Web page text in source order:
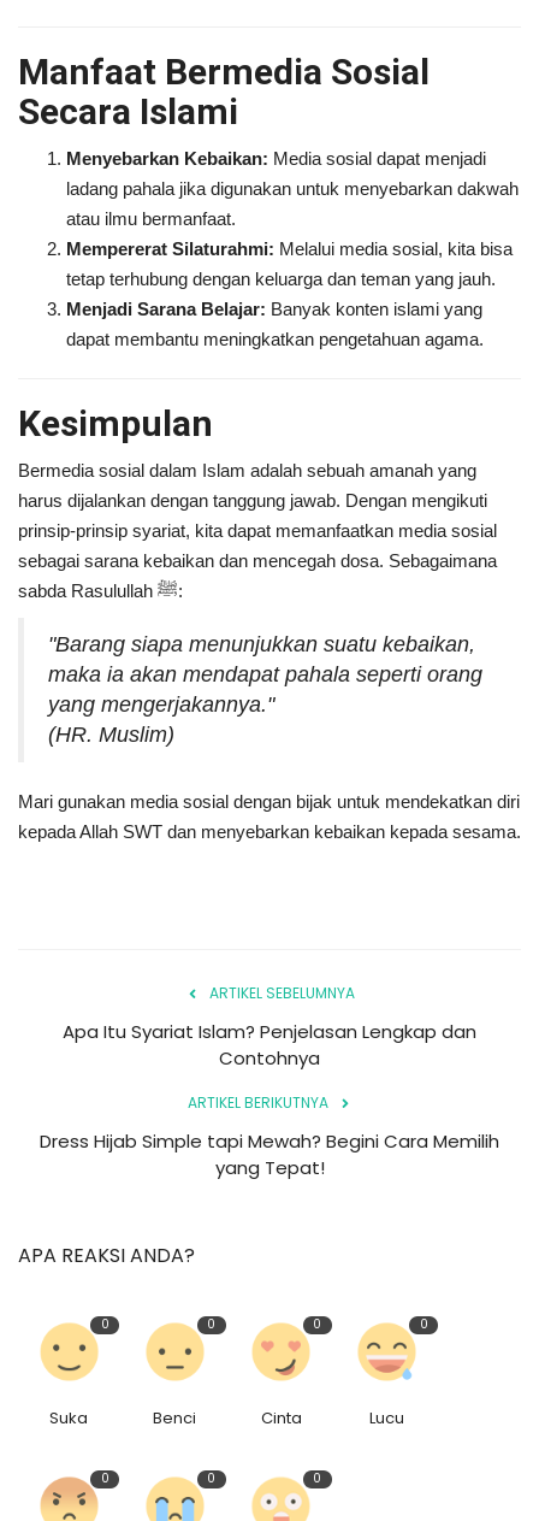
Manfaat Bermedia Sosial
Secara Islami
Menyebarkan Kebaikan: Media sosial dapat menjadi
ladang pahala jika digunakan untuk menyebarkan dakwah
atau ilmu bermanfaat.
Mempererat Silaturahmi: Melalui media sosial, kita bisa
tetap terhubung dengan keluarga dan teman yang jauh.
Menjadi Sarana Belajar: Banyak konten islami yang
dapat membantu meningkatkan pengetahuan agama.
Kesimpulan
Bermedia sosial dalam Islam adalah sebuah amanah yang
harus dijalankan dengan tanggung jawab. Dengan mengikuti
prinsip-prinsip syariat, kita dapat memanfaatkan media sosial
sebagai sarana kebaikan dan mencegah dosa. Sebagaimana
sabda Rasulullah ﷺ:
"Barang siapa menunjukkan suatu kebaikan,
maka ia akan mendapat pahala seperti orang
yang mengerjakannya."
(HR. Muslim)
Mari gunakan media sosial dengan bijak untuk mendekatkan diri
kepada Allah SWT dan menyebarkan kebaikan kepada sesama.
ARTIKEL SEBELUMNYA
Apa Itu Syariat Islam? Penjelasan Lengkap dan
Contohnya
ARTIKEL BERIKUTNYA
Dress Hijab Simple tapi Mewah? Begini Cara Memilih
yang Tepat!
APA REAKSI ANDA?
0
Suka
0
Benci
0
Cinta
0
Lucu
0 0 0